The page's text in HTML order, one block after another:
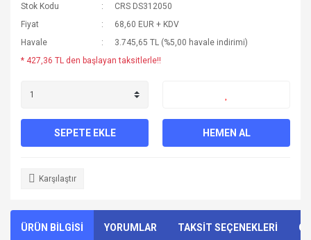
Stok Kodu
CRS DS312050
Fiyat
68,60 EUR + KDV
Havale
3.745,65 TL (%5,00 havale indirimi)
* 427,36 TL den başlayan taksitlerle!!
SEPETE EKLE HEMEN AL
Karşılaştır
ÜRÜN BİLGİSİ YORUMLAR TAKSİT SEÇENEKLERİ